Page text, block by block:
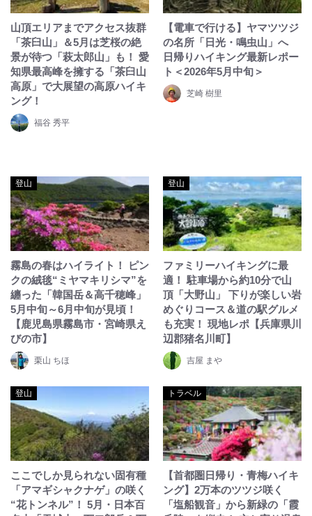
山頂エリアまでアクセス抜群
「茶臼山」＆5月は芝桜の絶
景が待つ「萩太郎山」も！ 愛
知県最高峰を擁する「茶臼山
高原」で大展望の高原ハイキ
ング！
福谷 秀平
【電車で行ける】ヤマツツジ
の名所「日光・鳴虫山」へ
日帰りハイキング最新レポー
ト＜2026年5月中旬＞
芝崎 樹里
登山
霧島の春はハイライト！ ピン
クの絨毯“ミヤマキリシマ”を
纏った「韓国岳＆高千穂峰」
5月中旬～6月中旬が見頃！
【鹿児島県霧島市・宮崎県え
びの市】
栗山 ちほ
登山
ファミリーハイキングに最
適！ 駐車場から約10分で山
頂「大野山」 下りが楽しい岩
めぐりコース＆道の駅グルメ
も充実！ 現地レポ【兵庫県川
辺郡猪名川町】
吉屋 まや
登山
ここでしか見られない固有種
「アマギシャクナゲ」の咲く
“花トンネル”！ 5月・日本百
トラベル
【首都圏日帰り・青梅ハイキ
ング】2万本のツツジ咲く
「塩船観音」から新緑の「霞